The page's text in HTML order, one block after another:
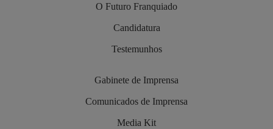
O Futuro Franquiado
Candidatura
Testemunhos
Gabinete de Imprensa
Comunicados de Imprensa
Media Kit